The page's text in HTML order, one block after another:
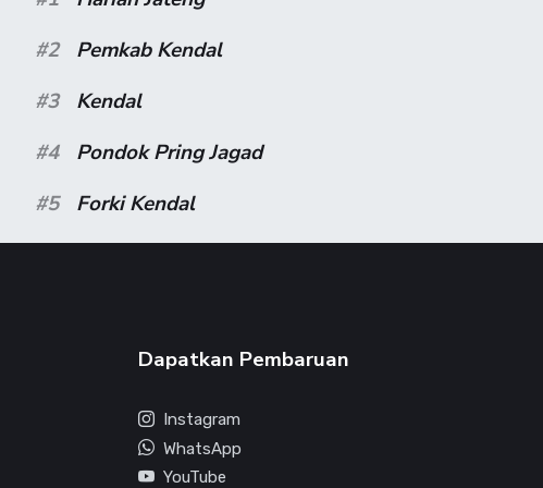
#2
Pemkab Kendal
#3
Kendal
#4
Pondok Pring Jagad
#5
Forki Kendal
Dapatkan Pembaruan
Instagram
WhatsApp
YouTube